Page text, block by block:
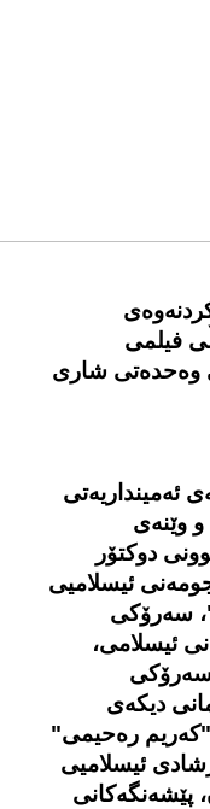
فیلمی
وەحدەتی شاری
ئەمینداریەتی
وێنه‌ی
دوکتۆر
ئیسلامیی
سەرۆکی
ئیسلامی،
سەرۆکی
دیکەی
"که‌ریم ره‌حیمی"
ئیسلامیی
پێشه‌نگه‌کانی